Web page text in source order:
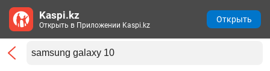
Kaspi.kz
Открыть в Приложении Kaspi.kz
Открыть